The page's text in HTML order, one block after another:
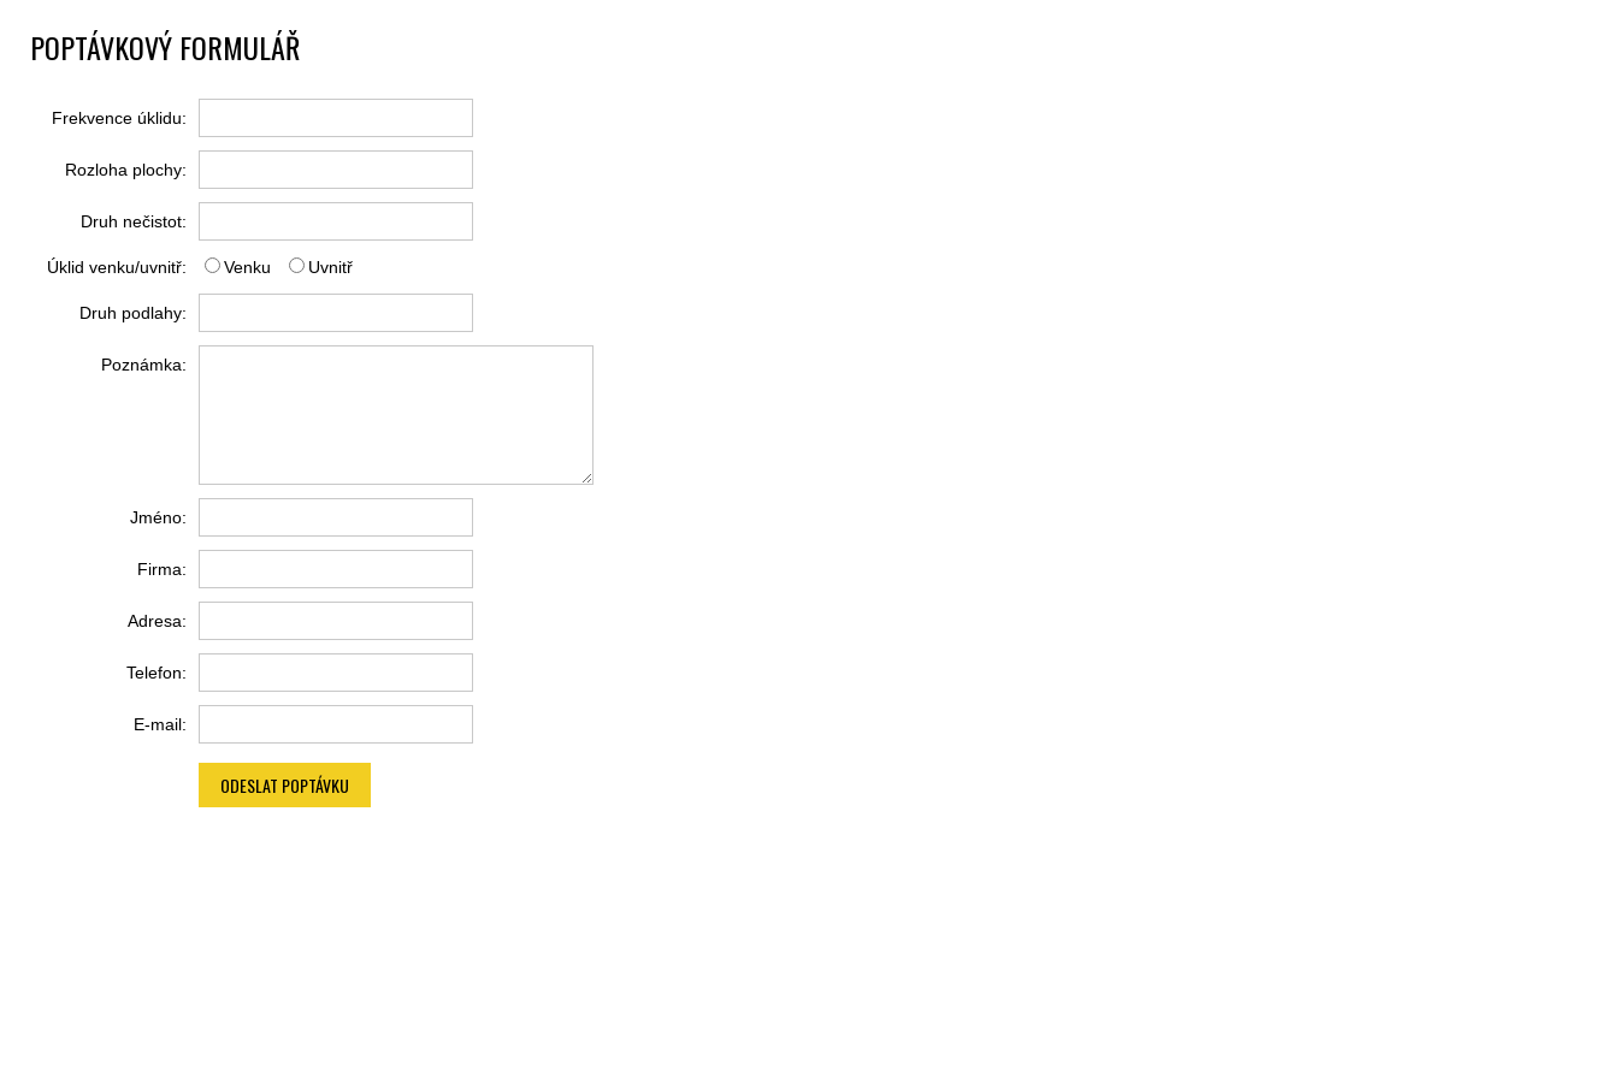
POPTÁVKOVÝ FORMULÁŘ
Frekvence úklidu:
Rozloha plochy:
Druh nečistot:
Úklid venku/uvnitř: Venku Uvnitř
Druh podlahy:
Poznámka:
Jméno:
Firma:
Adresa:
Telefon:
E-mail:
ODESLAT POPTÁVKU